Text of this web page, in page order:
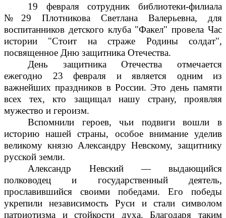
19 февраля сотрудник библиотеки-филиала
№29 Плотникова Светлана Валерьевна, для
воспитанников детского клуба "Факел" провела Час
истории "Стоит на страже Родины солдат",
посвященное Дню защитника Отечества.
День защитника Отечества отмечается
ежегодно 23 февраля и является одним из
важнейших праздников в России. Это день памяти
всех тех, кто защищал нашу страну, проявляя
мужество и героизм.
Вспомнили героев, чьи подвиги вошли в
историю нашей страны, особое внимание уделив
великому князю Александру Невскому, защитнику
русской земли.
Александр Невский — выдающийся
полководец и государственный деятель,
прославившийся своими победами. Его победы
укрепили независимость Руси и стали символом
патриотизма и стойкости духа. Благодаря таким